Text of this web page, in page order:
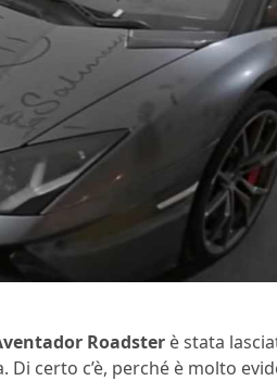
Roadster è stata
certo c’è, perché è molto